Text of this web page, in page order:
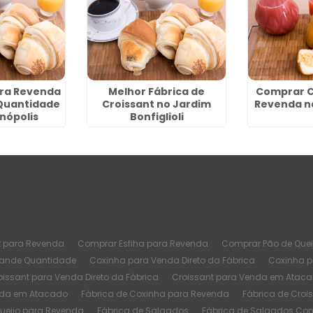
Revenda
Melhor Fábrica de
Croissant no Jardim
Bonfiglioli
Comprar
Revenda
Revenda Comprar Esfiha para Revenda Comprar Pão de
Quantidade Coxinha para Venda Direto da Fábrica
Coxinha
para Venda Direto da Fábrica Croissant para Venda em
em Atacado Fábrica de Coxinha para Revenda
Fábrica de
para Revenda Fábrica de Salgados Fábrica de Salgados